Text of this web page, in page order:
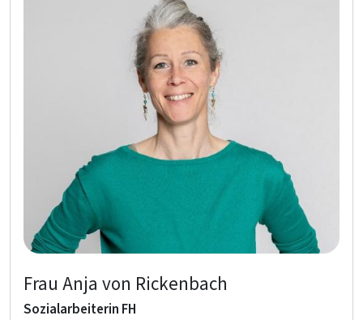
Frau Anja von Rickenbach
Sozialarbeiterin FH